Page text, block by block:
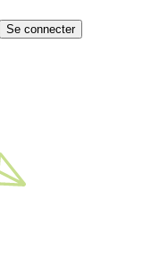
Se connecter